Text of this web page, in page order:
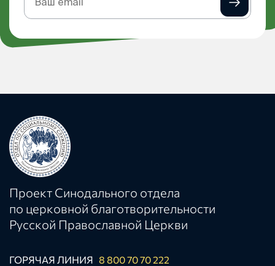
Проект Синодального отдела
по церковной благотворительности
Русской Православной Церкви
ГОРЯЧАЯ ЛИНИЯ 8 800 70 70 222